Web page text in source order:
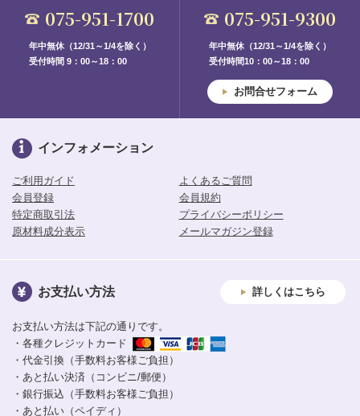
075-951-1700
年中無休（12/31～1/4を除く）
受付時間 9：00～18：00
075-951-9300
年中無休（12/31～1/4を除く）
受付時間10：00～18：00
お問合せフォーム
インフォメーション
ご利用ガイド
よくあるご質問
会員登録
会員規約
特定商取引法
プライバシーポリシー
原材料成分表示
メールマガジン登録
お支払い方法 詳しくはこちら
お支払い方法は下記の通りです。
・各種クレジットカード
・代金引換（手数料お客様ご負担）
・あと払い決済（コンビニ/郵便）
・銀行振込（手数料お客様ご負担）
・あと払い（ペイディ）